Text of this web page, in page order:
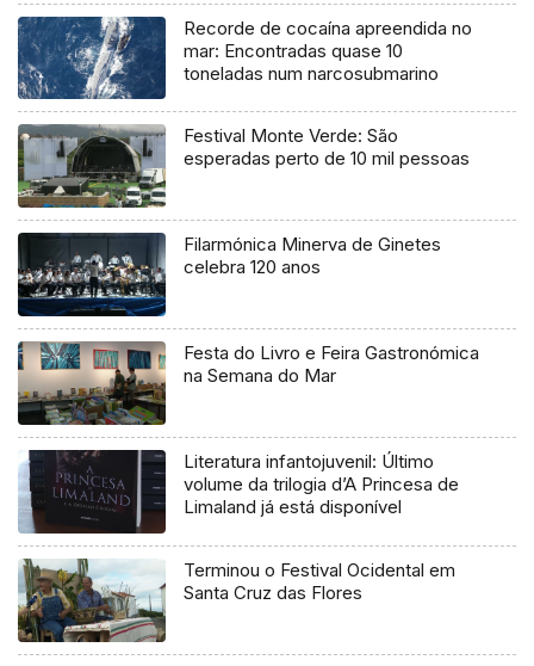
Recorde de cocaína apreendida no
mar: Encontradas quase 10
toneladas num narcosubmarino
Festival Monte Verde: São
esperadas perto de 10 mil pessoas
Filarmónica Minerva de Ginetes
celebra 120 anos
Festa do Livro e Feira Gastronómica
na Semana do Mar
Literatura infantojuvenil: Último
volume da trilogia d’A Princesa de
Limaland já está disponível
Terminou o Festival Ocidental em
Santa Cruz das Flores